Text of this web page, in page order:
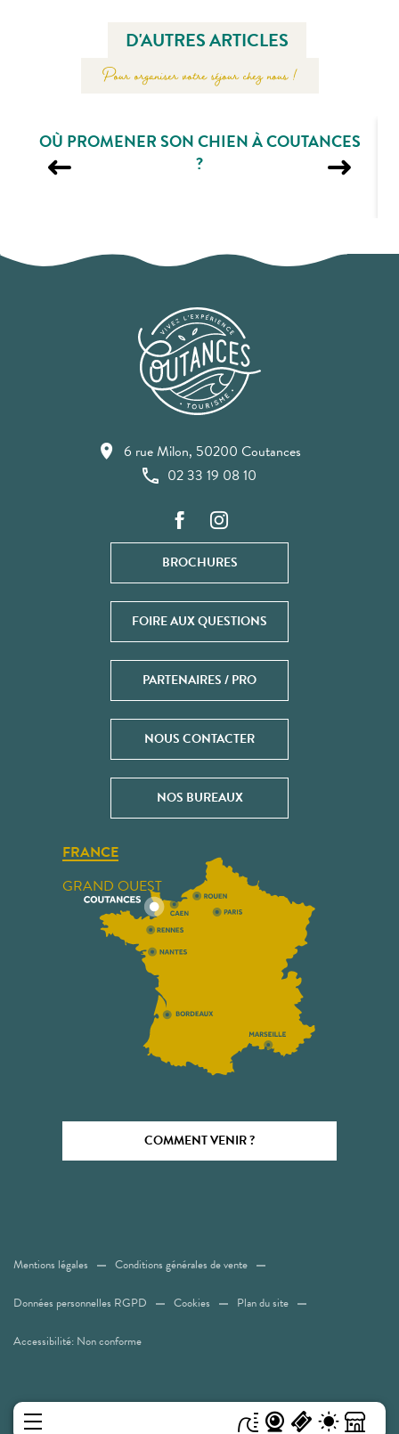
D'AUTRES ARTICLES
Pour organiser votre séjour chez nous !
OÙ PROMENER SON CHIEN À COUTANCES
?
6 rue Milon, 50200 Coutances
02 33 19 08 10
BROCHURES
FOIRE AUX QUESTIONS
PARTENAIRES / PRO
NOUS CONTACTER
NOS BUREAUX
FRANCE
GRAND OUEST
COMMENT VENIR ?
Mentions légales Conditions générales de vente
Données personnelles RGPD Cookies Plan du site
Accessibilité: Non conforme